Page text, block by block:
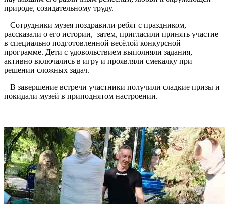
природе, созидательному труду.
Сотрудники музея поздравили ребят с праздником,
рассказали о его истории, затем, пригласили принять участие
в специально подготовленной весёлой конкурсной
программе. Дети с удовольствием выполняли задания,
активно включались в игру и проявляли смекалку при
решении сложных задач.
В завершение встречи участники получили сладкие призы и
покидали музей в приподнятом настроении.